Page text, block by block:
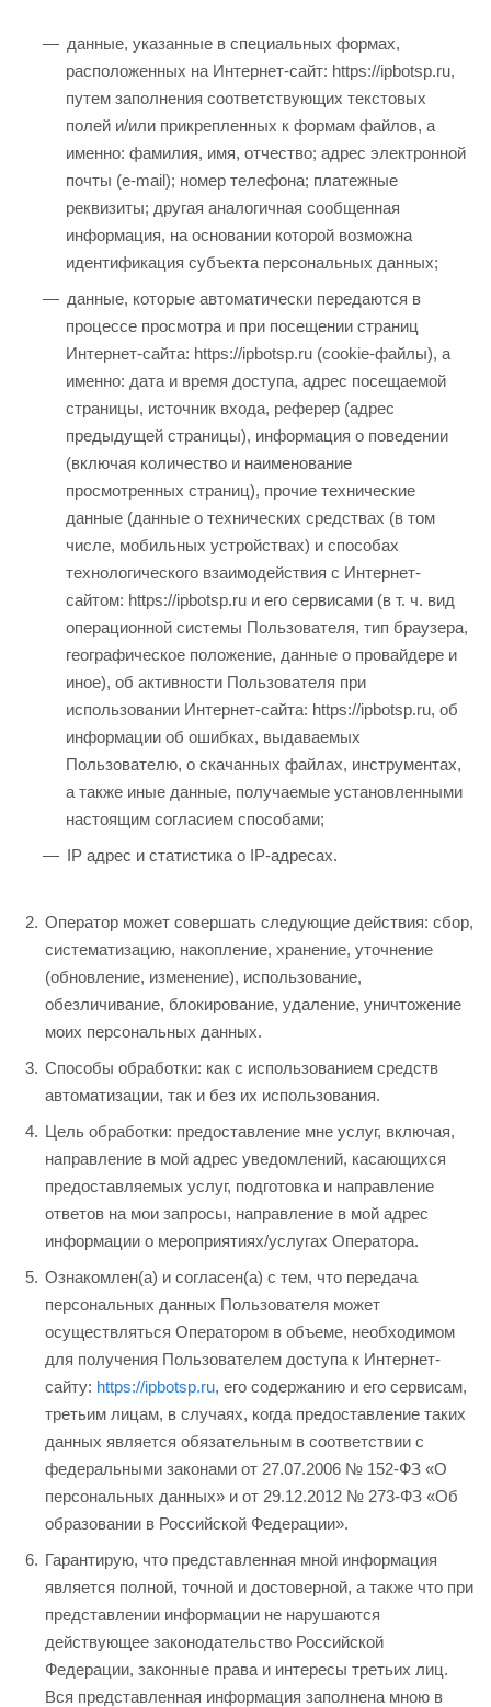
данные, указанные в специальных формах,
расположенных на Интернет-сайт: https://ipbotsp.ru,
путем заполнения соответствующих текстовых
полей и/или прикрепленных к формам файлов, а
именно: фамилия, имя, отчество; адрес электронной
почты (e-mail); номер телефона; платежные
реквизиты; другая аналогичная сообщенная
информация, на основании которой возможна
идентификация субъекта персональных данных;
данные, которые автоматически передаются в
процессе просмотра и при посещении страниц
Интернет-сайта: https://ipbotsp.ru (cookie-файлы), а
именно: дата и время доступа, адрес посещаемой
страницы, источник входа, реферер (адрес
предыдущей страницы), информация о поведении
(включая количество и наименование
просмотренных страниц), прочие технические
данные (данные о технических средствах (в том
числе, мобильных устройствах) и способах
технологического взаимодействия с Интернет-
сайтом: https://ipbotsp.ru и его сервисами (в т. ч. вид
операционной системы Пользователя, тип браузера,
географическое положение, данные о провайдере и
иное), об активности Пользователя при
использовании Интернет-сайта: https://ipbotsp.ru, об
информации об ошибках, выдаваемых
Пользователю, о скачанных файлах, инструментах,
а также иные данные, получаемые установленными
настоящим согласием способами;
IP адрес и статистика о IP-адресах.
Оператор может совершать следующие действия: сбор,
систематизацию, накопление, хранение, уточнение
(обновление, изменение), использование,
обезличивание, блокирование, удаление, уничтожение
моих персональных данных.
Способы обработки: как с использованием средств
автоматизации, так и без их использования.
Цель обработки: предоставление мне услуг, включая,
направление в мой адрес уведомлений, касающихся
предоставляемых услуг, подготовка и направление
ответов на мои запросы, направление в мой адрес
информации о мероприятиях/услугах Оператора.
Ознакомлен(а) и согласен(а) с тем, что передача
персональных данных Пользователя может
осуществляться Оператором в объеме, необходимом
для получения Пользователем доступа к Интернет-
сайту: https://ipbotsp.ru, его содержанию и его сервисам,
третьим лицам, в случаях, когда предоставление таких
данных является обязательным в соответствии с
федеральными законами от 27.07.2006 № 152-ФЗ «О
персональных данных» и от 29.12.2012 № 273-ФЗ «Об
образовании в Российской Федерации».
Гарантирую, что представленная мной информация
является полной, точной и достоверной, а также что при
представлении информации не нарушаются
действующее законодательство Российской
Федерации, законные права и интересы третьих лиц.
Вся представленная информация заполнена мною в